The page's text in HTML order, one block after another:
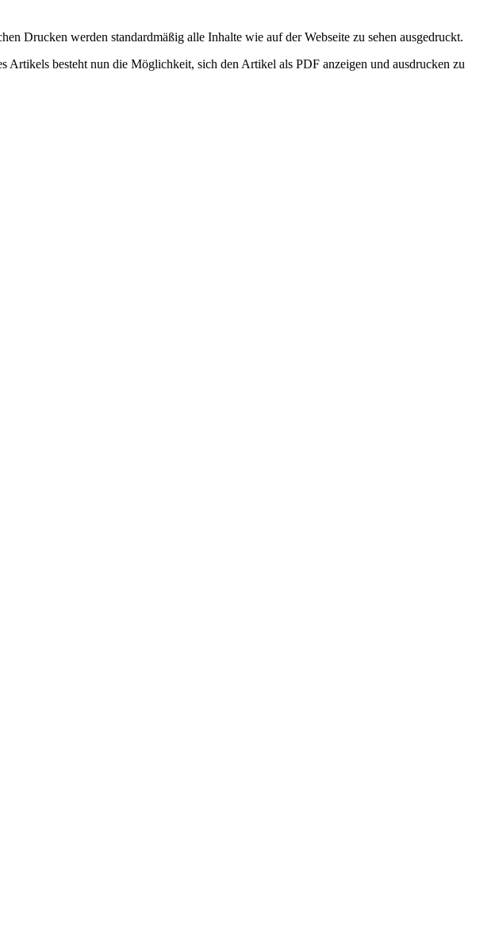
Drucken werden standardmäßig alle Inhalte wie auf der Webseite zu sehen ausgedruckt.
besteht nun die Möglichkeit, sich den Artikel als PDF anzeigen und ausdrucken zu